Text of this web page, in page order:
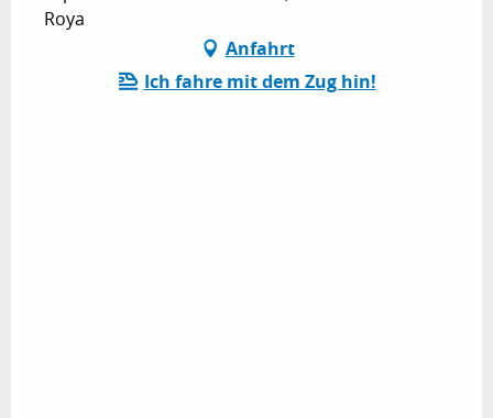
Roya
Anfahrt
Ich fahre mit dem Zug hin!